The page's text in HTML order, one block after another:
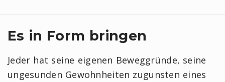
Es in Form bringen
Jeder hat seine eigenen Beweggründe, seine
ungesunden Gewohnheiten zugunsten eines